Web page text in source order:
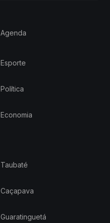
Agenda
Esporte
Política
Economia
Taubaté
Caçapava
Guaratinguetá